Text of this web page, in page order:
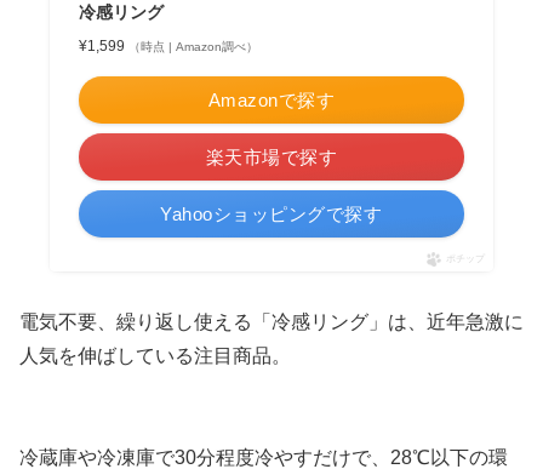
冷感リング
¥1,599 （時点 | Amazon調べ）
Amazonで探す
楽天市場で探す
Yahooショッピングで探す
ポチップ
電気不要、繰り返し使える「冷感リング」は、近年急激に
人気を伸ばしている注目商品。
冷蔵庫や冷凍庫で30分程度冷やすだけで、28℃以下の環